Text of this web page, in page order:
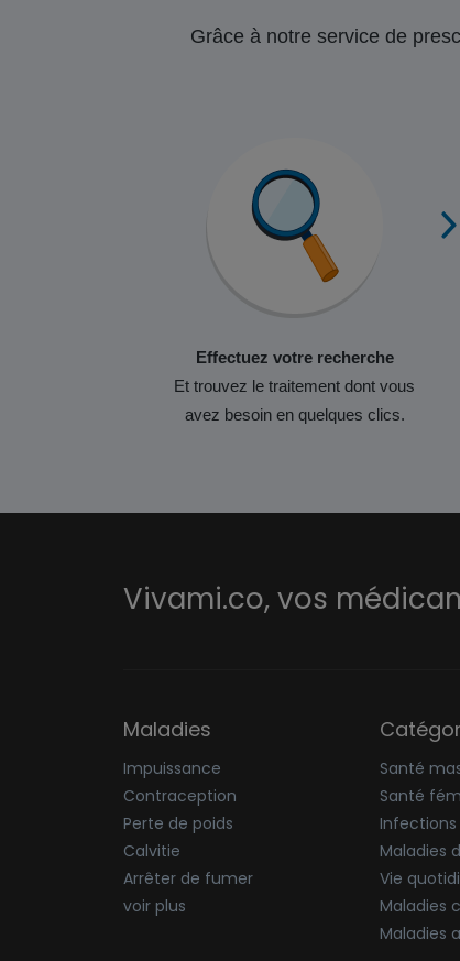
Grâce à notre service de
Effectuez votre recherche
Et trouvez le traitement dont vous
avez besoin en quelques clics.
Vivami.co,vos
Maladies
Impuissance
Contraception
Perte de poids
Calvitie
Arrêter de fumer
voir plus
Santé
Santé
Infections
Maladies
Vie
Maladies
Maladies